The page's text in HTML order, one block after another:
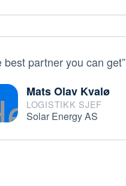
best partner you can get”
Mats Olav Kvalø
LOGISTIKK SJEF
Solar Energy AS